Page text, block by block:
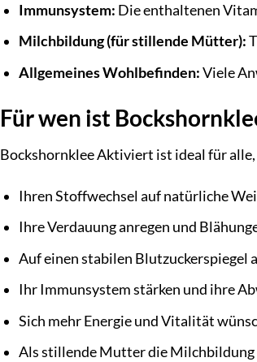
Immunsystem: Die enthaltenen
Milchbildung (für stillende Mütter):
Allgemeines Wohlbefinden:Viele
Für wen ist
Bockshornklee Aktiviert ist ideal für alle,
Ihren Stoffwechsel auf natürliche
Ihre Verdauung anregen und
Auf einen stabilen Blutzuckerspiegel
Ihr Immunsystem stärken und ihre
Sich mehr Energie und Vitalität
Als stillende Mutter die Milchbildung